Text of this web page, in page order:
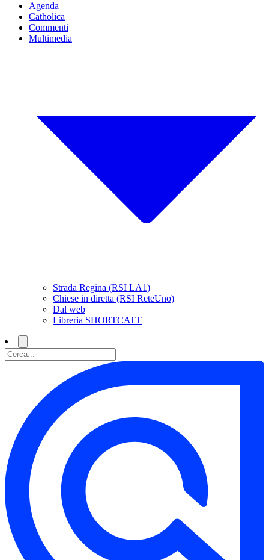
Agenda
Catholica
Commenti
Multimedia
Strada Regina (RSI LA1)
Chiese in diretta (RSI ReteUno)
Dal web
Libreria SHORTCATT